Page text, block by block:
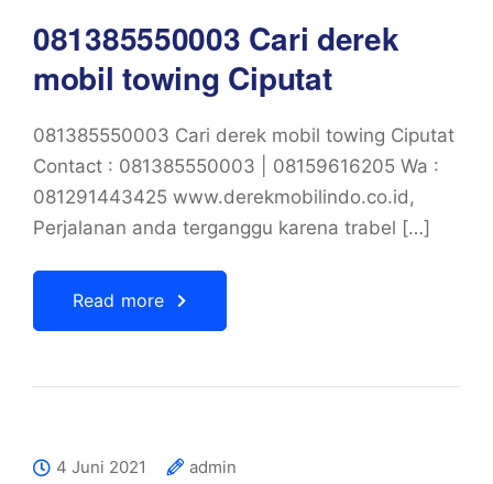
081385550003 Cari derek
mobil towing Ciputat
081385550003 Cari derek mobil towing Ciputat
Contact : 081385550003 | 08159616205 Wa :
081291443425 www.derekmobilindo.co.id,
Perjalanan anda terganggu karena trabel […]
Read more
4 Juni 2021
admin